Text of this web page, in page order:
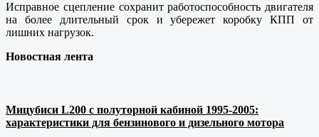
Исправное сцепление сохранит работоспособность двигателя
на более длительный срок и убережет коробку КПП от
лишних нагрузок.
Новостная лента
Мицубиси L200 с полуторной кабиной 1995-2005:
характеристики для бензинового и дизельного мотора